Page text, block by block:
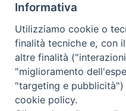
DIOCESI
Contatti:Tel.:
E-mail:
Orari: dal Lunedì al
Informativa
Utilizziamo cookie o
finalità tecniche e, con
altre finalità
"miglioramento
"targeting e
cookie policy.